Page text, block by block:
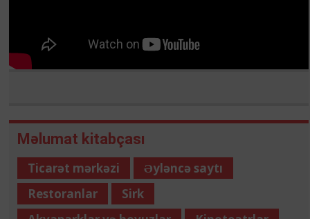
Məlumat kitabçası
Ticarət mərkəzi
Əyləncə saytı
Restoranlar
Sirk